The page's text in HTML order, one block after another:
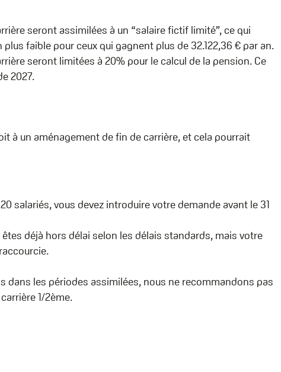
seront assimilées à un “salaire fictif limité”, ce qui
faible pour ceux qui gagnent plus de 32.122,36 € par an.
seront limitées à 20% pour le calcul de la pension. Ce
2027.
à un aménagement de fin de carrière, et cela pourrait
salariés, vous devez introduire votre demande avant le 31
déjà hors délai selon les délais standards, mais votre
dans les périodes assimilées, nous ne recommandons pas
1/2ème.